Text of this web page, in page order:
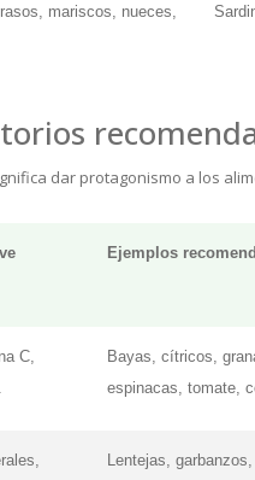
mariscos, nueces,
dar protagonismo a los
Ejemplos
C,
Bayas, cítricos,
espinacas, tomate,
Lentejas,